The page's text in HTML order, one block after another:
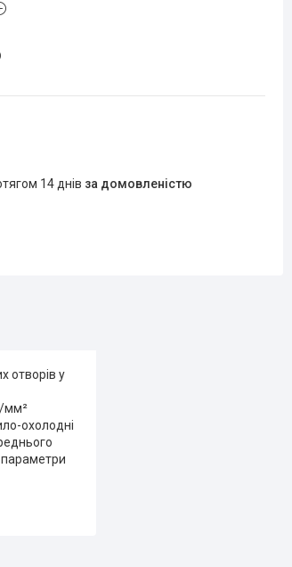
14 днів за домовленістю
отворів у
мм²
охолодні